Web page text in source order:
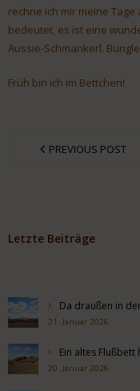
rechne ich mir meine
bedeutet, es ist eine
Aussie-Schmankerl.
Früh bin ich im Bettchen!
PREVIOUS POST
Letzte Beiträge
Da draußen in
21. Januar 2026
Ein altes Flußbett
20. Januar 2026